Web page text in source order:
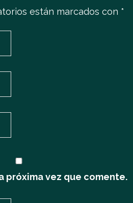
están marcados con *
próxima vez que comente.